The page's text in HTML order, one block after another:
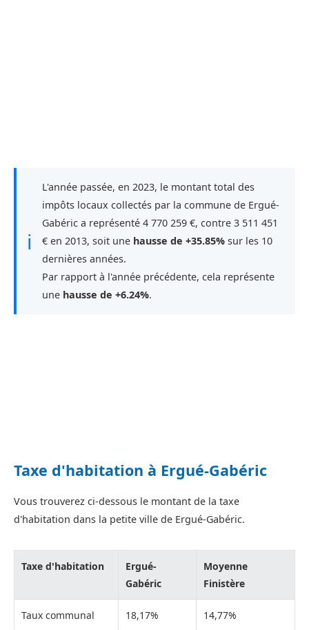
ℹ
L'année passée, en 2023, le montant total des
impôts locaux collectés par la commune de Ergué-
Gabéric a représenté 4 770 259 €, contre 3 511 451
€ en 2013, soit une hausse de +35.85% sur les 10
dernières années.
Par rapport à l'année précédente, cela représente
une hausse de +6.24%.
Taxe d'habitation à Ergué-Gabéric
Vous trouverez ci-dessous le montant de la taxe
d'habitation dans la petite ville de Ergué-Gabéric.
Taxe d'habitation
Ergué-
Gabéric
Moyenne
Finistère
Taux communal 18,17% 14,77%